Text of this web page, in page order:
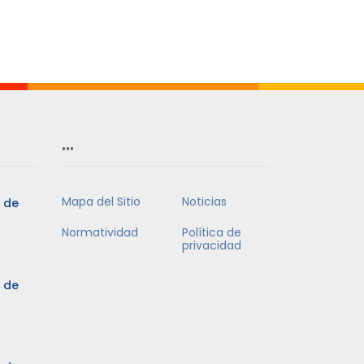
de
de
…
Mapa del Sitio
Noticias
Normatividad
Política de
privacidad